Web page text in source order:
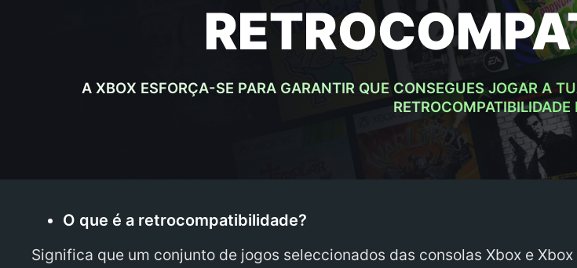
A XBOX ESFORÇA-SE PARA GARANTIR QUE CONSEGUES JOGAR A
RETROCOMPATIBILIDADE
O que é a retrocompatibilidade?
Significa que um conjunto de jogos seleccionados das consolas Xbox e